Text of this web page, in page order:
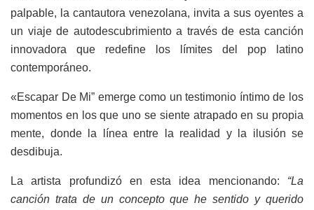
palpable, la cantautora venezolana, invita a sus oyentes a
un viaje de autodescubrimiento a través de esta canción
innovadora que redefine los límites del pop latino
contemporáneo.
«Escapar De Mi” emerge como un testimonio íntimo de los
momentos en los que uno se siente atrapado en su propia
mente, donde la línea entre la realidad y la ilusión se
desdibuja.
La artista profundizó en esta idea mencionando: “La
canción trata de un concepto que he sentido y querido